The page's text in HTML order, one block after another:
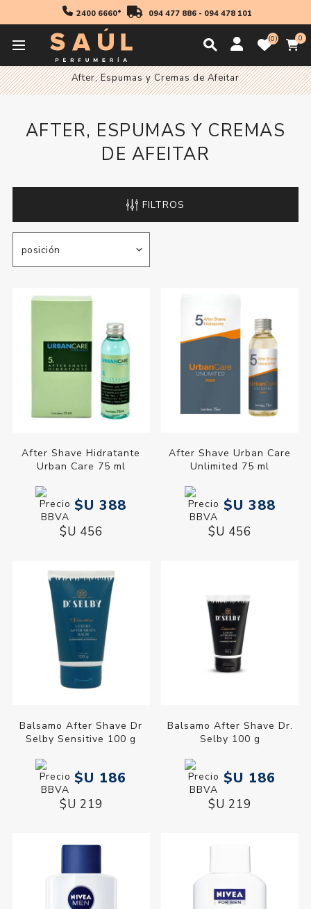
2400 6660* 094 477 886- 094 478 101
0 0
Inicio Cosmetica
After, Espumas y Cremas de Afeitar
AFTER, ESPUMAS Y CREMAS
DE AFEITAR
FILTROS
After Shave Hidratante
Urban Care 75 ml
$U 388
$U 456
After Shave Urban Care
Unlimited 75 ml
$U 388
$U 456
Balsamo After Shave Dr
Selby Sensitive 100 g
$U 186
$U 219
Balsamo After Shave Dr.
Selby 100 g
$U 186
$U 219